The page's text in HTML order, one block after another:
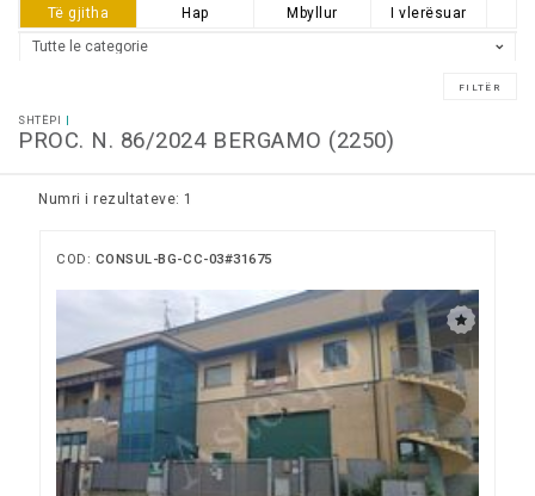
Të gjitha Hap Mbyllur I vlerësuar
SHTËPI
PROC. N. 86/2024 BERGAMO (2250)
Numri i rezultateve: 1
COD: CONSUL-BG-CC-03#31675